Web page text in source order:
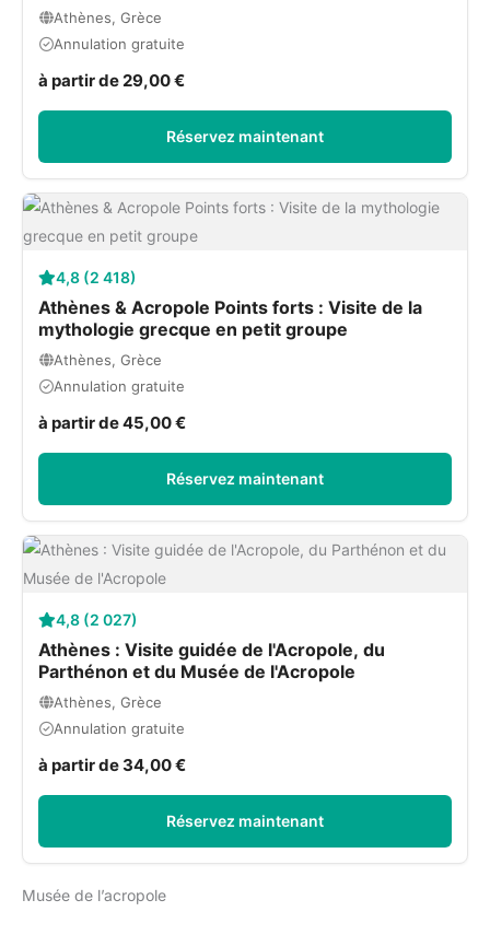
Athènes, Grèce
Annulation gratuite
à partir de 29,00 €
Réservez maintenant
4,8 (2 418)
Athènes & Acropole Points forts : Visite de la
mythologie grecque en petit groupe
Athènes, Grèce
Annulation gratuite
à partir de 45,00 €
Réservez maintenant
4,8 (2 027)
Athènes : Visite guidée de l'Acropole, du
Parthénon et du Musée de l'Acropole
Athènes, Grèce
Annulation gratuite
à partir de 34,00 €
Réservez maintenant
Musée de l’acropole